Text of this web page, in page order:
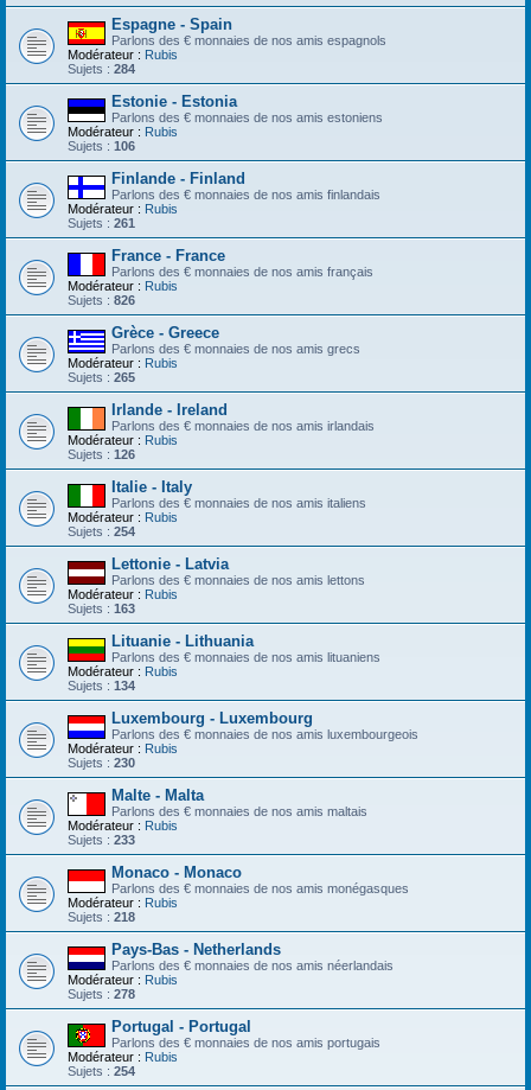
Espagne - Spain
Parlons des € monnaies de nos amis espagnols
Modérateur : Rubis
Sujets : 284
Estonie - Estonia
Parlons des € monnaies de nos amis estoniens
Modérateur : Rubis
Sujets : 106
Finlande - Finland
Parlons des € monnaies de nos amis finlandais
Modérateur : Rubis
Sujets : 261
France - France
Parlons des € monnaies de nos amis français
Modérateur : Rubis
Sujets : 826
Grèce - Greece
Parlons des € monnaies de nos amis grecs
Modérateur : Rubis
Sujets : 265
Irlande - Ireland
Parlons des € monnaies de nos amis irlandais
Modérateur : Rubis
Sujets : 126
Italie - Italy
Parlons des € monnaies de nos amis italiens
Modérateur : Rubis
Sujets : 254
Lettonie - Latvia
Parlons des € monnaies de nos amis lettons
Modérateur : Rubis
Sujets : 163
Lituanie - Lithuania
Parlons des € monnaies de nos amis lituaniens
Modérateur : Rubis
Sujets : 134
Luxembourg - Luxembourg
Parlons des € monnaies de nos amis luxembourgeois
Modérateur : Rubis
Sujets : 230
Malte - Malta
Parlons des € monnaies de nos amis maltais
Modérateur : Rubis
Sujets : 233
Monaco - Monaco
Parlons des € monnaies de nos amis monégasques
Modérateur : Rubis
Sujets : 218
Pays-Bas - Netherlands
Parlons des € monnaies de nos amis néerlandais
Modérateur : Rubis
Sujets : 278
Portugal - Portugal
Parlons des € monnaies de nos amis portugais
Modérateur : Rubis
Sujets : 254